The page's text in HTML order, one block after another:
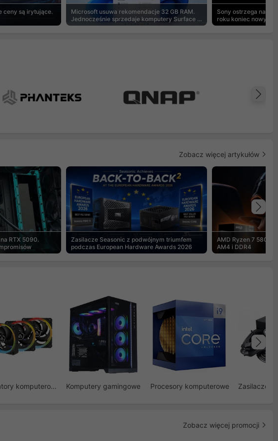
ceny są irytujące.
Microsoft usuwa rekomendacje 32 GB RAM.
Jednocześnie sprzedaje komputery Surface z
8 GB
Sony ostrzega na
roku koniec nowych
Zobacz więcej artykułów
RTX 5090.
Zasilacze Seasonic z podwójnym triumfem
podczas European Hardware Awards 2026
AMD Ryzen 7
AM4 i DDR4
Wentylatory komputerowe Komputery gamingowe Procesory komputerowe Zasilacze
Zobacz więcej promocji